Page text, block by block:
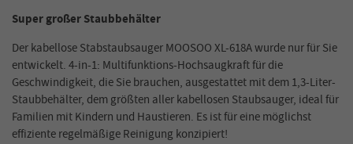
Super großer Staubbehälter
Der kabellose Stabstaubsauger MOOSOO XL-618A wurde nur für Sie
entwickelt. 4-in-1: Multifunktions-Hochsaugkraft für die
Geschwindigkeit, die Siebrauchen, ausgestattet mit dem 1,3-Liter-
Staubbehälter, dem größten aller kabellosen Staubsauger, ideal für
Familien mit Kindern und Haustieren. Es ist für eine möglichst
effiziente regelmäßige Reinigung konzipiert!